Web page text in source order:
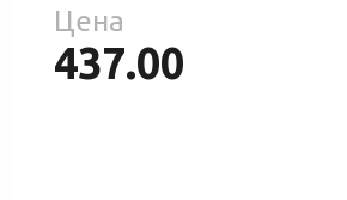
Цена
437.00